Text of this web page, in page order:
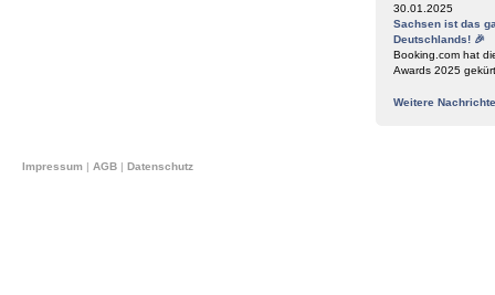
30.01.2025
Sachsen ist das
Deutschlands! 🎉
Booking.com hat
Awards 2025 gekürt
Weitere
Impressum | AGB | Datenschutz